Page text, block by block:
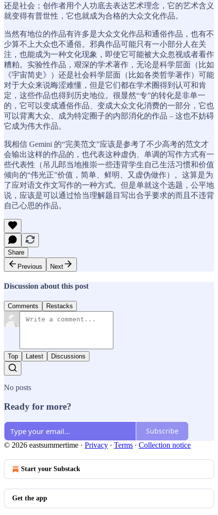
还是社会；创作者用个人功底去表达艺术理念，它的艺术含义
就变得有普世性，它也就成为合格的大众文化作品。
当然有地位的作品有许多是大众文化作品和通俗作品，也有不
少算不上大众也不通俗。邪典作品可能只有一小部分人在关
注，也能成为一种文化现象，即使它可能被大众忽视或者看作
糟粕。实验性作品，艰深的学术著作，无论是科学层面（比如
《宇宙简史》）还是社会科学层面（比如各类哲学著作）可能
对于大众来说晦涩难懂，但是它们都在学术圈得到认可和肯
定，这些作品也得到历史地位。很显然“专”的转化是非单一
的，它可以变成通俗作品、变成大众文化消费的一部分，它也
可以背离大众、成为特定圈子的内部消化的作品 – 这也不妨碍
它成为伟大作品。
我相信 Gemini 的“完美范文”应该是参考了不少高考的范文才
会输出这样的作品的，也代表这种虚伪、单调的写作方式有一
些代表性（吊儿郎当地推崇一些违背学生自己生活习惯和价值
倾向的“伟光正”价值，简单、鲜明、又虚伪做作）。这算是为
了应对语文作文写作的一种方式。但是单就这个选题，公平地
说，应该是可以通过恰当理解题目写出合乎要求的而且不违背
自己心思的作品。
Share
Previous
Next
Discussion about this post
Comments Restacks
Top Latest Discussions
No posts
Ready for more?
Subscribe
© 2026 eastsummertime · Privacy ∙ Terms ∙ Collection notice
Start your Substack
Get the app